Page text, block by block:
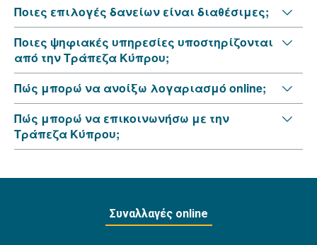
Ποιες επιλογές δανείων είναι διαθέσιμες;
Ποιες ψηφιακές υπηρεσίες υποστηρίζονται
από την Τράπεζα Κύπρου;
Πώς μπορώ να ανοίξω λογαριασμό online;
Πώς μπορώ να επικοινωνήσω με την
Τράπεζα Κύπρου;
Συναλλαγές online